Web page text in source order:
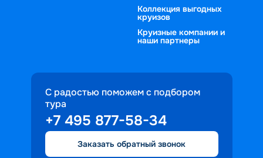
Коллекция выгодных
круизов
Круизные компании и
наши партнеры
С радостью поможем с подбором
тура
+7 495 877-58-34
Заказать обратный звонок